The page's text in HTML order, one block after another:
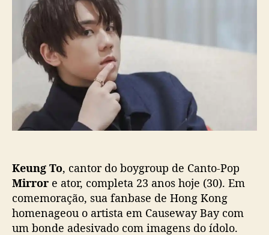
d
o
o
i
c
ç
ã
T
F
ã
s
d
o
n
g
o
n
Keung To, cantor do boygroup de Canto-Pop
Mirror e ator, completa 23 anos hoje (30). Em
comemoração, sua fanbase de Hong Kong
homenageou o artista em Causeway Bay com
um bonde adesivado com imagens do ídolo.